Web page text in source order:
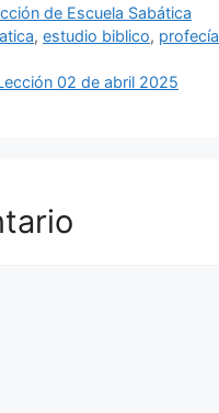
de Escuela Sabática
,estudio biblico, profecía
02 de abril 2025